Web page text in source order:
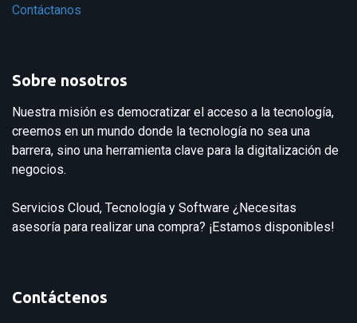
Contáctanos
Sobre nosotros
Nuestra misión es democratizar el acceso a la tecnología,
creemos en un mundo donde la tecnología no sea una
barrera, sino una herramienta clave para la digitalización de
negocios.
Servicios Cloud, Tecnología y Software ¿Necesitas
asesoría para realizar una compra? ¡Estamos disponibles!
Contáctenos